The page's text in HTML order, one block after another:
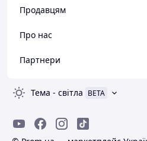
Продавцям
Про нас
Партнери
Тема - світла BETA